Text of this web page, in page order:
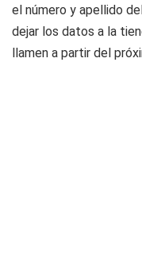
el número y apellido
dejar los datos a la
llamen a partir del